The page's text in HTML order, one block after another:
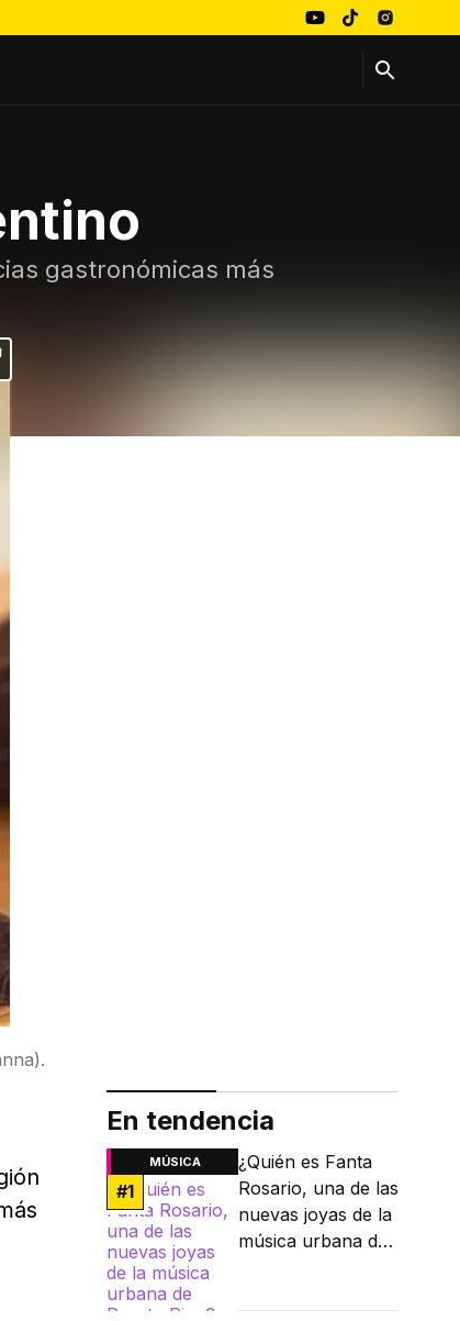
gastronómicas más
En tendencia
MÚSICA
#1
¿Quién es Fanta
Rosario, una de las
nuevas joyas de la
música urbana de